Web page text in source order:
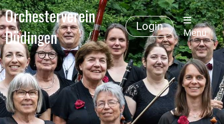
Orchesterverein
Düdingen
Login
Menü